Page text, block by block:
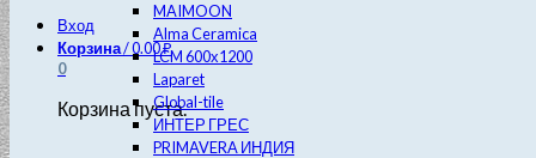
Вход
Корзина/0.00₽
0
Корзина пуста.
MAIMOON
Alma Ceramica
LCM 600х1200
Laparet
Global-tile
ИНТЕР ГРЕС
PRIMAVERA ИНДИЯ